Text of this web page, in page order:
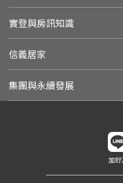
實登與房訊知識
信義居家
集團與永續發展
加好